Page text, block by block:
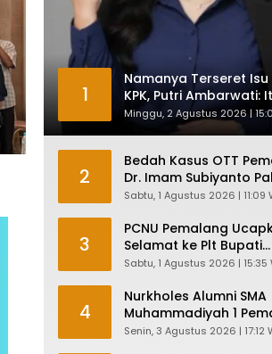
1
Namanya Terseret Isu
KPK, Putri Ambarwati:
Hanya Kesamaan
Minggu, 2 Agustus 2026 |
2
Bedah Kasus OTT
Dr. Imam Subiyanto
Hukum Ungkap Teori
Sabtu, 1 Agustus 2026 | 11:09
3
PCNU Pemalang
Selamat ke Plt Bupati
Nurkholes: Pemimpin
Sabtu, 1 Agustus 2026 | 15:35
4
Nurkholes Alumni SMA
Muhammadiyah 1
Angkatan 1986 Resmi
Senin, 3 Agustus 2026 | 17:12